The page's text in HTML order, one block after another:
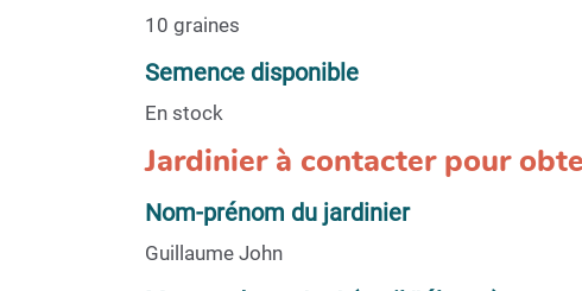
10 graines
Semence disponible
En stock
Jardinier à contacter pour
Nom-prénom du jardinier
Guillaume John